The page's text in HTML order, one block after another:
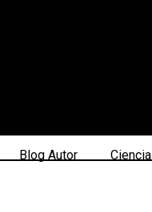
Blog Autor Ciencia